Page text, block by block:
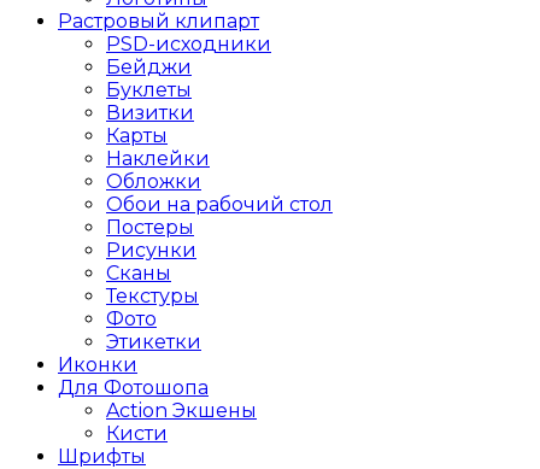
Растровый клипарт
PSD-исходники
Бейджи
Буклеты
Визитки
Карты
Наклейки
Обложки
Обои на рабочий стол
Постеры
Рисунки
Сканы
Текстуры
Фото
Этикетки
Иконки
Для Фотошопа
Action Экшены
Кисти
Шрифты